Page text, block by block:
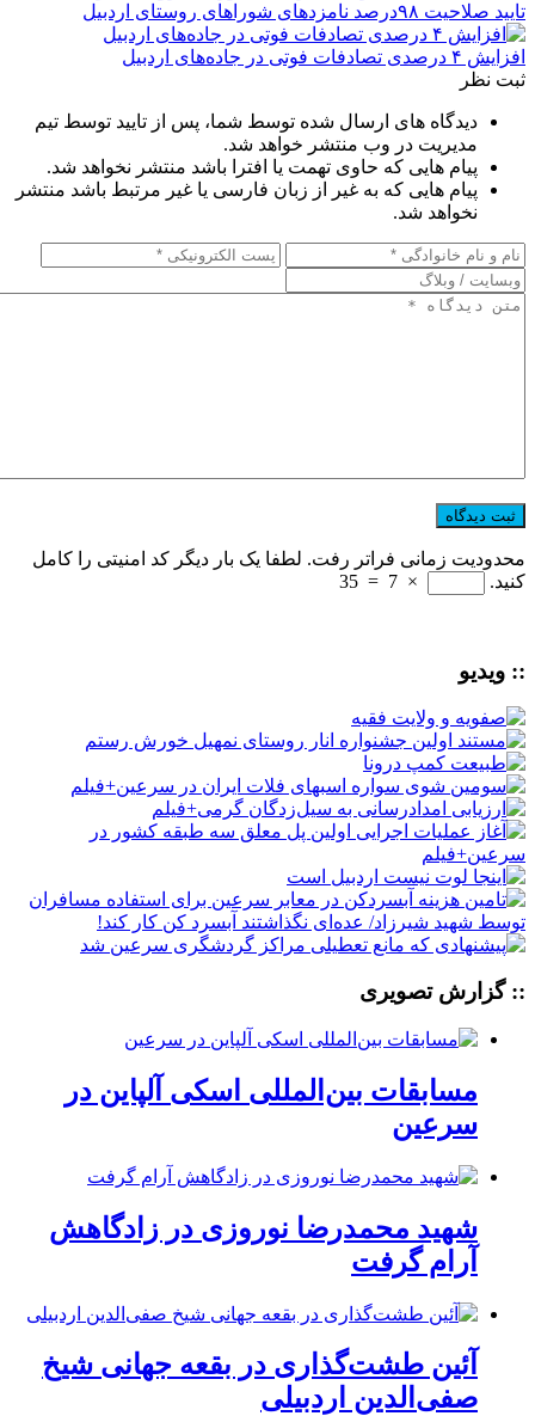
تایید صلاحیت ۹۸درصد نامزدهای شوراهای روستای اردبیل
افزایش ۴ درصدی تصادفات فوتی در جاده‌های اردبیل
ثبت نظر
دیدگاه های ارسال شده توسط شما، پس از تایید توسط تیم
مدیریت در وب منتشر خواهد شد.
پیام هایی که حاوی تهمت یا افترا باشد منتشر نخواهد شد.
پیام هایی که به غیر از زبان فارسی یا غیر مرتبط باشد منتشر
نخواهد شد.
محدودیت زمانی فراتر رفت. لطفا یک بار دیگر کد امنیتی را کامل
کنید.
×
7
=
35
:: ویدیو
:: گزارش تصویری
مسابقات بین‌المللی اسکی آلپاین در
سرعین
شهید محمدرضا نوروزی در زادگاهش
آرام گرفت
آئین طشت‌گذاری در بقعه جهانی شیخ
صفی‌الدین اردبیلی